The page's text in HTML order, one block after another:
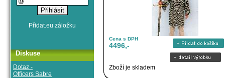
Cena s DPH
4496,-
Zboží je skladem
Diskuse
Dotaz -
Officers Sabre